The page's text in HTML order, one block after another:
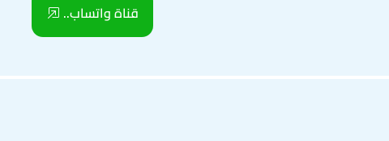
قناة واتساب..